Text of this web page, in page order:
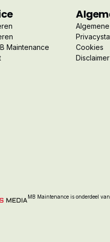
Maintenance
Cookies
Disclaimer
MB Maintenance is onderdeel van